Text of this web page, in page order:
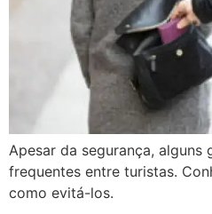
Apesar da segurança, alguns
frequentes entre turistas.
como evitá-los.